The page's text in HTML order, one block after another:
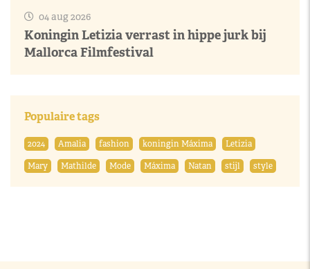
04 aug 2026
Koningin Letizia verrast in hippe jurk bij
Mallorca Filmfestival
Populaire tags
2024 Amalia fashion koningin Máxima
Letizia
Mary
Mathilde Mode Máxima Natan stijl style